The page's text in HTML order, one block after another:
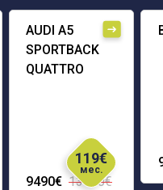
AUDI A5
SPORTBACK
QUATTRO
9490€ 13690€
119€
мес.